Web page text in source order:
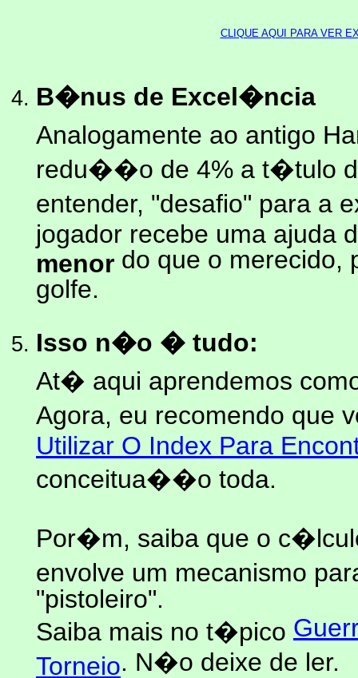
CLIQUE AQUI PARA VER
B�nus de Excel�ncia
Analogamente ao antigo
redu��o de 4% a t�tulo
entender, "desafio" para a
jogador recebe uma ajuda
menor do que o merecido,
golfe.
Isso n�o � tudo:
At� aqui aprendemos
Agora, eu recomendo
Utilizar O Index Para
conceitua��o toda.
Por�m, saiba que o
envolve um mecanismo
"pistoleiro".
Saiba mais no t�pico
Torneio. N�o deixe de ler.